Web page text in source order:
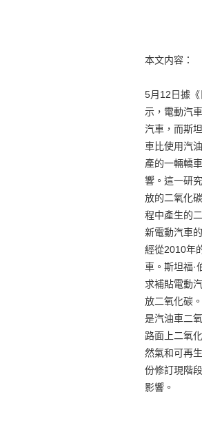
本文内容：
5月12日據
示，電動汽
汽車，而斯
車比使用汽
產的一輛轎
響。這一研
放的二氧化
程中產生的
新電動汽車
經從2010年
車。斯坦福·
求補貼電動
放二氧化碳
是汽油車二
路面上二氧
然氣和可再
份修訂現階
影響。